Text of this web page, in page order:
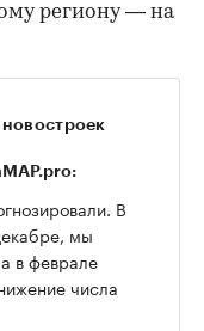
региону — на
В
мы
в феврале
числа